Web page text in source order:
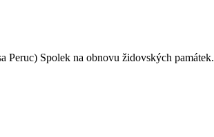
Peruc) Spolek na obnovu židovských památek.